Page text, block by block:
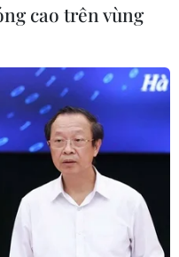
cao trên vùng